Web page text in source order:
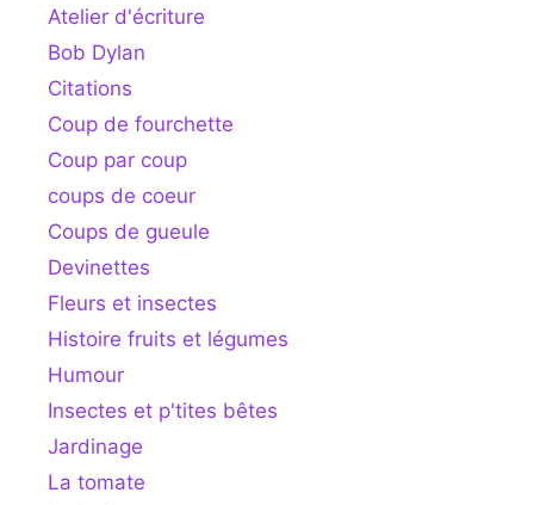
Atelier d'écriture
Bob Dylan
Citations
Coup de fourchette
Coup par coup
coups de coeur
Coups de gueule
Devinettes
Fleurs et insectes
Histoire fruits et légumes
Humour
Insectes et p'tites bêtes
Jardinage
La tomate